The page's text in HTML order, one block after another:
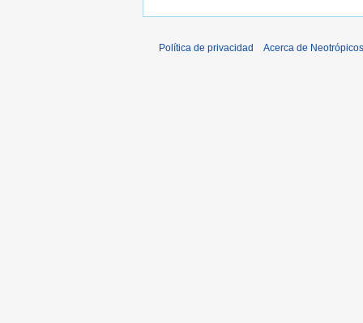
Política de privacidad Acerca de Neotrópicos